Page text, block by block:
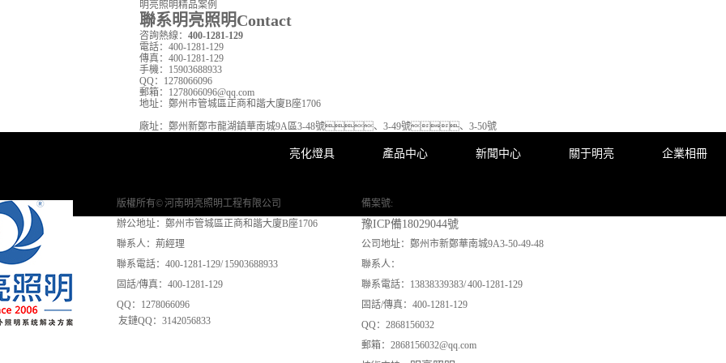
明亮照明精品案例
聯系明亮照明Contact
咨詢熱線： 400-1281-129
電話： 400-1281-129
傳真： 400-1281-129
手機： 15903688933
QQ： 1278066096
郵箱： 1278066096@qq.com
地址： 鄭州市管城區正商和諧大廈B座1706
廠址： 鄭州新鄭市龍湖鎮華南城9A區3-48號、3-49號、3-50號
亮化燈具 產品中心 新聞中心 關于明亮 企業相冊
版權所有© 河南明亮照明工程有限公司
辦公地址：鄭州市管城區正商和諧大廈B座1706
聯系人：荊經理
聯系電話：400-1281-129/ 15903688933
固話/傳真：400-1281-129
QQ：1278066096
友鏈QQ：3142056833
備案號:
豫ICP備18029044號
公司地址：鄭州市新鄭華南城9A3-50-49-48
聯系人：
聯系電話：13838339383/ 400-1281-129
固話/傳真：400-1281-129
QQ：2868156032
郵箱：2868156032@qq.com